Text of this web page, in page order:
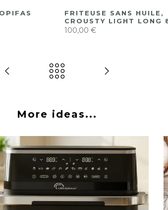
FRITEUSE SANS HUILE,
CROUSTY LIGHT LONG
100,00 €
More ideas...